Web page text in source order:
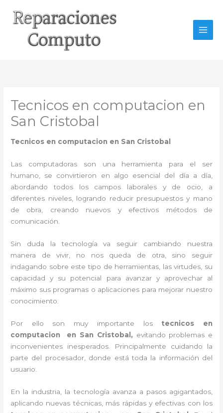
contenido
Tecnicos en computacion en
San Cristobal
Tecnicos en computacion en San Cristobal
Las computadoras son una herramienta para el ser
humano, se convirtieron en algo esencial del día a día,
abordando todos los campos laborales y de ocio, a
diferentes niveles, logrando reducir presupuestos y mano
de obra, creando nuevos y efectivos métodos de
comunicación.
Sin duda la tecnología va seguir cambiando nuestra
manera de vivir, no nos queda de otra, sino seguir
indagando sobre este tipo de herramientas, las virtudes, su
capacidad y su potencial para avanzar y aprovechar al
máximo sus programas o aplicaciones para mejorar nuestro
conocimiento.
Por ello son muy importante los tecnicos en
computacion en San Cristobal, evitando problemas e
inconvenientes inesperados. Principalmente cuidando la
parte del procesador, donde está toda la información del
usuario.
En la industria, la tecnología avanza a pasos agigantados,
aplicando nuevas técnicas, más rápidas y efectivas con los